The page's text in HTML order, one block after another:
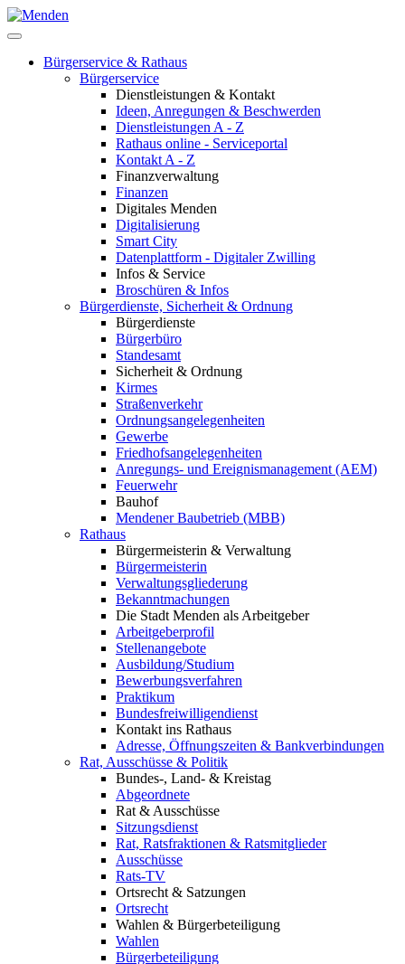
Bürgerservice & Rathaus
Bürgerservice
Dienstleistungen & Kontakt
Ideen, Anregungen & Beschwerden
Dienstleistungen A - Z
Rathaus online - Serviceportal
Kontakt A - Z
Finanzverwaltung
Finanzen
Digitales Menden
Digitalisierung
Smart City
Datenplattform - Digitaler Zwilling
Infos & Service
Broschüren & Infos
Bürgerdienste, Sicherheit & Ordnung
Bürgerdienste
Bürgerbüro
Standesamt
Sicherheit & Ordnung
Kirmes
Straßenverkehr
Ordnungsangelegenheiten
Gewerbe
Friedhofsangelegenheiten
Anregungs- und Ereignismanagement (AEM)
Feuerwehr
Bauhof
Mendener Baubetrieb (MBB)
Rathaus
Bürgermeisterin & Verwaltung
Bürgermeisterin
Verwaltungsgliederung
Bekanntmachungen
Die Stadt Menden als Arbeitgeber
Arbeitgeberprofil
Stellenangebote
Ausbildung/Studium
Bewerbungsverfahren
Praktikum
Bundesfreiwilligendienst
Kontakt ins Rathaus
Adresse, Öffnungszeiten & Bankverbindungen
Rat, Ausschüsse & Politik
Bundes-, Land- & Kreistag
Abgeordnete
Rat & Ausschüsse
Sitzungsdienst
Rat, Ratsfraktionen & Ratsmitglieder
Ausschüsse
Rats-TV
Ortsrecht & Satzungen
Ortsrecht
Wahlen & Bürgerbeteiligung
Wahlen
Bürgerbeteiligung